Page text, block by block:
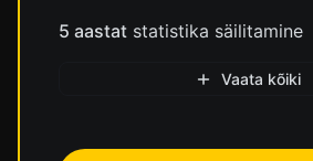
5 aastat statistika säilitamine
Vaata kõiki